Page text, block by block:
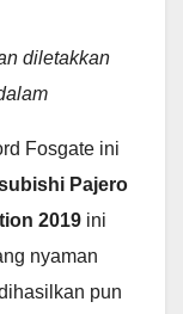
diletakkan
Fosgate ini
Pajero
2019 ini
nyaman
pun